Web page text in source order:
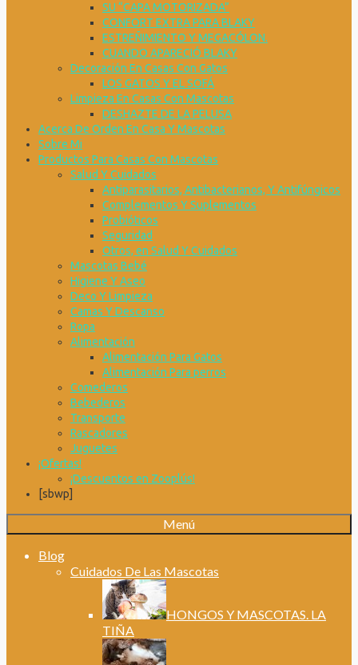
SU “CAPA MOTORIZADA”
CONFORT EXTRA PARA BLAKY
ESTREÑIMIENTO Y MEGACÓLON.
CUANDO APARECIÓ BLAKY
Decoración En Casas Con Gatos
LOS GATOS Y EL SOFÁ
Limpieza En Casas Con Mascotas
DESHAZTE DE LA PELUSA
Acerca De Orden En Casa Y Mascotas
Sobre Mi
Productos Para Casas Con Mascotas
Salud Y Cuidados
Antiparasitarios, Antibacterianos, Y Antifúngicos
Complementos Y Suplementos
Probióticos
Seguridad
Otros, en Salud Y Cuidados
Mascotas Bebé
Higiene Y Aseo
Deco Y Limpieza
Camas Y Descanso
Ropa
Alimentación
Alimentación Para Gatos
Alimentación Para perros
Comederos
Bebederos
Transporte
Rascadores
Juguetes
¡Ofertas!
¡Descuentos en Zooplús!
[sbwp]
Menú
Blog
Cuidados De Las Mascotas
HONGOS Y MASCOTAS. LA
TIÑA